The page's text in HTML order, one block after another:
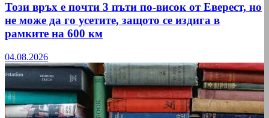
Този връх е почти 3 пъти по-висок от Еверест, но
не може да го усетите, защото се издига в
рамките на 600 км
04.08.2026